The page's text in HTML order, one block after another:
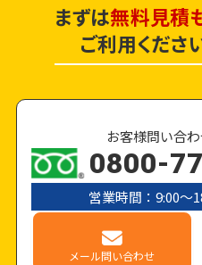
まずは無料見積
ご利用くださ
お客様問い合
0800-
営業時間：9:00
メール問い合わせ